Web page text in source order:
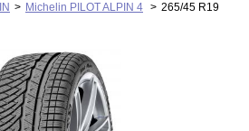
> Michelin PILOT ALPIN 4 > 265/45 R19